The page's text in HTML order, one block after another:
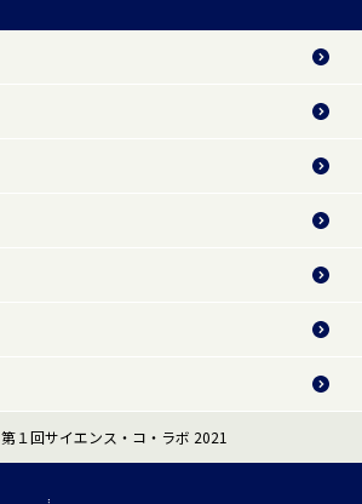
第１回サイエンス・コ・ラボ 2021